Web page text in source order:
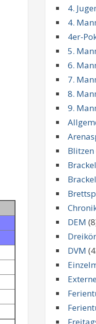
4.
4.
4er-
5.
6.
7.
8.
9.
Blitzen
DEM
DVM